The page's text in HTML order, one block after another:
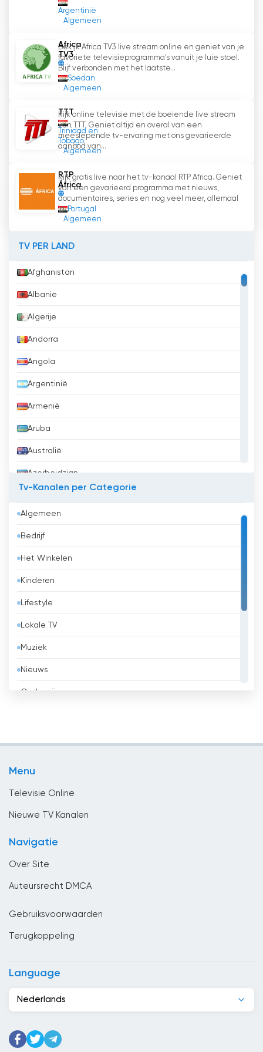
gemakkelijk toegankelijk gemaakt, waardoor
het publiek online televisie kan kijken. Door
hebben met vrij denken, vrouwenrechten en
minderheden, is Al Hurra de eerste keuze
geworden voor mensen die op zoek zijn naar
informatie en boeiende discussies. Het
de aantrekkingskracht van het kanaal verder
vergroot en het tot een leider in het
medialandschap gemaakt.
Alhurra TV Bekijk live streaming
Argentinië
Algemeen
Africa
TV3
Soedan
Algemeen
Bekijk Africa TV3 live stream online en geniet van je
favoriete televisieprogramma's vanuit je luie stoel.
Blijf verbonden met het laatste...
TTT
Trinidad en
Tobago
Algemeen
Kijk online televisie met de boeiende live stream
van TTT. Geniet altijd en overal van een
meeslepende tv-ervaring met ons gevarieerde
aanbod van...
RTP
África
Portugal
Algemeen
Kijk gratis live naar het tv-kanaal RTP Africa. Geniet
van een gevarieerd programma met nieuws,
documentaires, series en nog veel meer, allemaal
in...
TV PER LAND
Afghanistan
Albanië
Algerije
Andorra
Angola
Argentinië
Armenië
Aruba
Australië
Azerbeidzjan
Bangladesh
Barbados
België
Belize
Benin
Bhutan
Bolivia
Bosnië en Herzegovina
Cuba
Cyprus
Duitsland
Tv-Kanalen per Categorie
Algemeen
Bedrijf
Het Winkelen
Kinderen
Lifestyle
Lokale TV
Muziek
Nieuws
Onderwijs
Menu
Televisie Online
Nieuwe TV Kanalen
Navigatie
Over Site
Auteursrecht DMCA
Gebruiksvoorwaarden
Terugkoppeling
Language
Nederlands